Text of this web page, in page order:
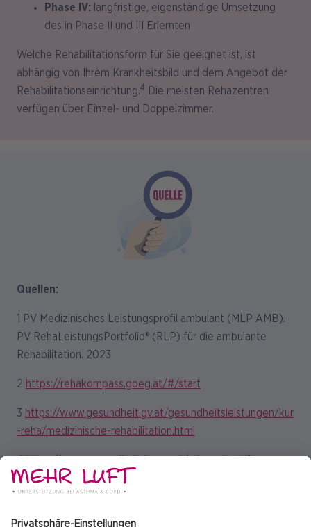
Phase IV: langfristige, eigenständige Umsetzung
des in Phase II und III Erlernten
Welche Rehabilitationsform für Sie geeignet ist, ist
abhängig von Ihrem Krankheitsbild und dem Angebot der
Rehabilitationseinrichtung.4
Die meisten Rehazentren
verfügen über Einzel- und Doppelzimmer.
Quellen:
1 PV Medizinisches Leistungsprofil ambulant (MLP AMB).
PV RehaLeistungsPortfolio® (RLP) für die ambulante
Rehabilitation. 2023
2 https://rehakompass.goeg.at/#/start
3 https://www.gesundheit.gv.at/gesundheitsleistungen/kur
-reha/medizinische-rehabilitation.html
contentid=10007.867531&portal=oegkportal